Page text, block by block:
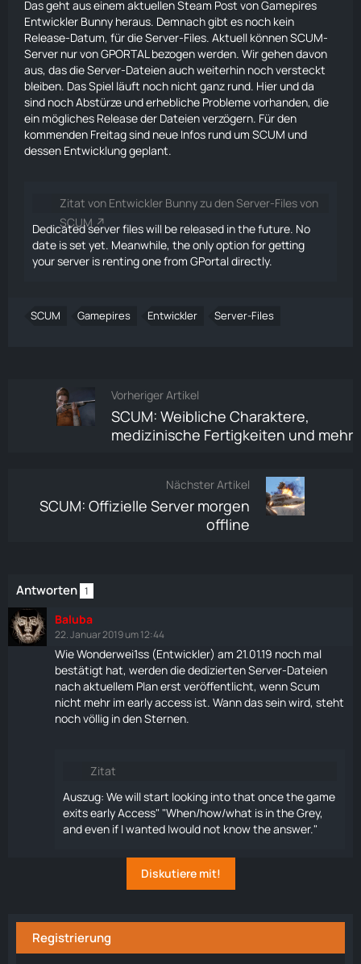
Das geht aus einem aktuellen Steam Post von Gamepires
Entwickler Bunny heraus. Demnach gibt es noch kein
Release-Datum, für die Server-Files. Aktuell können SCUM-
Server nur von GPORTAL bezogen werden. Wir gehen davon
aus, das die Server-Dateien auch weiterhin noch versteckt
bleiben. Das Spiel läuft noch nicht ganz rund. Hier und da
sind noch Abstürze und erhebliche Probleme vorhanden, die
ein mögliches Release der Dateien verzögern. Für den
kommenden Freitag sind neue Infos rund um SCUM und
dessen Entwicklung geplant.
Zitat von Entwickler Bunny zu den Server-Files von
SCUM
Dedicated server files will be released in the future. No
date is set yet. Meanwhile, the only option for getting
your server is renting one from GPortal directly.
SCUM Gamepires Entwickler Server-Files
Vorheriger Artikel
SCUM: Weibliche Charaktere,
medizinische Fertigkeiten und mehr
Nächster Artikel
SCUM: Offizielle Server morgen
offline
Antworten 1
Baluba
22. Januar 2019 um 12:44
Wie Wonderwei1ss (Entwickler) am 21.01.19 noch mal
bestätigt hat, werden die dedizierten Server-Dateien
nach aktuellem Plan erst veröffentlicht, wenn Scum
nicht mehr im early access ist. Wann das sein wird, steht
noch völlig in den Sternen.
Zitat
Auszug: We will start looking into that once the game
exits early Access" "When/how/what is in the Grey,
and even if I wanted Iwould not know the answer."
Diskutiere mit!
Registrierung